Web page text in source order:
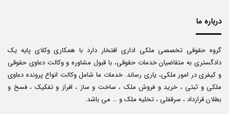
درباره ما
گروه حقوقی تخصصی ملکی اداری افتخار دارد با همکاری وکلای پایه یک
دادگستری به متقاضیان خدمات حقوقی، با قبول مشاوره و وکالت دعاوی حقوقی
و کیفری در امور ملکی، یاری رساند. خدمات ما شامل وکالت انواع پرونده دعاوی
ملکی و ثبتی ، خرید و فروش ملک ، ساخت و ساز ، افراز و تفکیک ، فسخ و
بطلان قرارداد ، سرقفلی ، تخلیه ملک و … می باشد.